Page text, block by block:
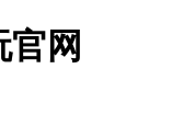
网